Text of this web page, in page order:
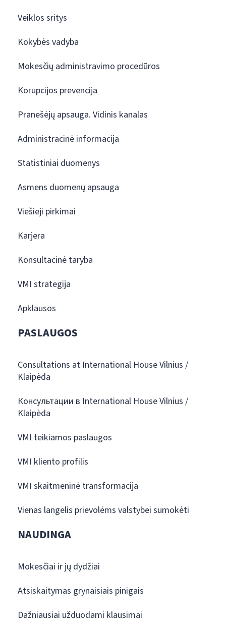
Veiklos sritys
Kokybės vadyba
Mokesčių administravimo procedūros
Korupcijos prevencija
Pranešėjų apsauga. Vidinis kanalas
Administracinė informacija
Statistiniai duomenys
Asmens duomenų apsauga
Viešieji pirkimai
Karjera
Konsultacinė taryba
VMI strategija
Apklausos
PASLAUGOS
Consultations at International House Vilnius /
Klaipėda
Консультации в International House Vilnius /
Klaipėda
VMI teikiamos paslaugos
VMI kliento profilis
VMI skaitmeninė transformacija
Vienas langelis prievolėms valstybei sumokėti
NAUDINGA
Mokesčiai ir jų dydžiai
Atsiskaitymas grynaisiais pinigais
Dažniausiai užduodami klausimai